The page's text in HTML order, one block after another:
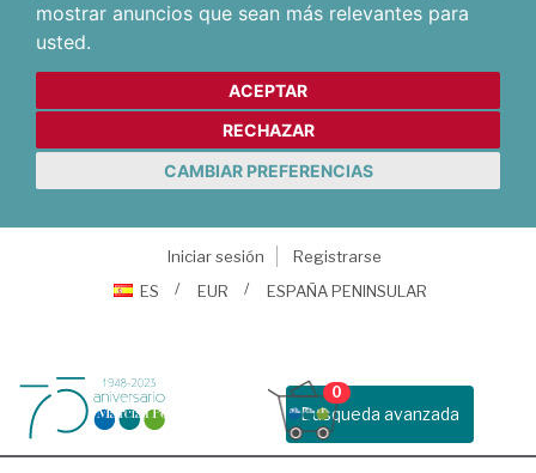
mostrar anuncios que sean más relevantes para
usted.
ACEPTAR
RECHAZAR
CAMBIAR PREFERENCIAS
Iniciar sesión
Registrarse
ES
EUR ESPAÑA PENINSULAR
Busqueda avanzada
0